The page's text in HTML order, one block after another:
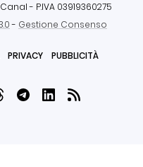
- P.IVA 03919360275
- Gestione Consenso
PRIVACY PUBBLICITÀ